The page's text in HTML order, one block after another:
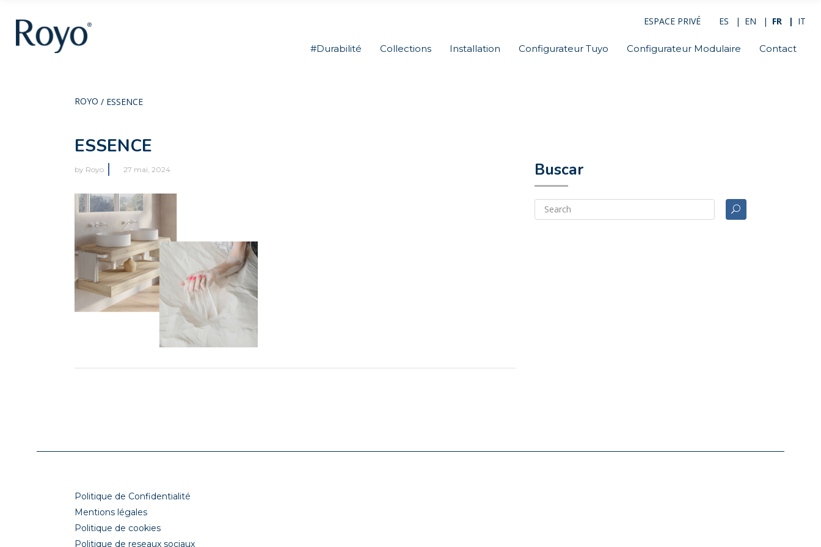
ESPACE PRIVÉ ES EN FR IT
#Durabilité Collections Installation Configurateur Tuyo Configurateur Modulaire Contact
ROYO / ESSENCE
ESSENCE
by Royo 27 mai, 2024 Buscar
Politique de Confidentialité
Mentions légales
Politique de cookies
Politique de reseaux sociaux